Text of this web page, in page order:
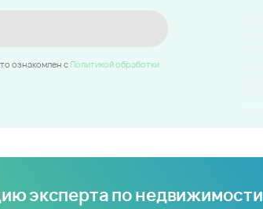
ознакомлен c Политикой обработки
эксперта по недвижимости